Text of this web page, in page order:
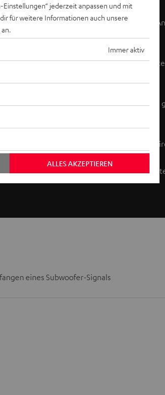
Sie in eine vorhandene Steckdose.
bereits integriert. Sie können diese
Verzögerung bei der Audio-Übertragung
Testen Sie den Subwoofer
und Receiver sind auch als Bundle
eines Subwoofer-Signals
jederzeit anpassen und mit
für weitere Informationen auch unsere
an.
Immer aktiv
ALLES AKZEPTIEREN